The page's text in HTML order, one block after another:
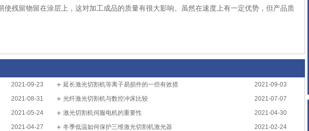
残留物留在涂层上，这对加工成品的质量有很大影响。虽然在速度上有一定优势，但产品质
2021-09-23 2021-09-03
延长激光切割机等离子易损件的一些有效措
2021-08-31
2021-07-07
光纤激光切割机与数控冲床比较
2021-05-24
2021-04-30
激光切割机伺服电机的重要性
2021-04-27
2021-02-24
冬季低温如何保护三维激光切割机激光器